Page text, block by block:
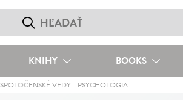
KNIHY BOOKS
SPOLOČENSKÉ VEDY - PSYCHOLÓGIA